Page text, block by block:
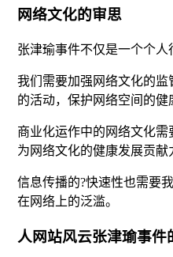
网络文化的审思
张津瑜事件不仅是一个个
我们需要加强网络文化的
的活动，保护网络空间的健
商业化运作中的网络文化
为网络文化的健康发展贡献
信息传播的?快速性也需要
在网络上的泛滥。
人网站风云张津瑜事件